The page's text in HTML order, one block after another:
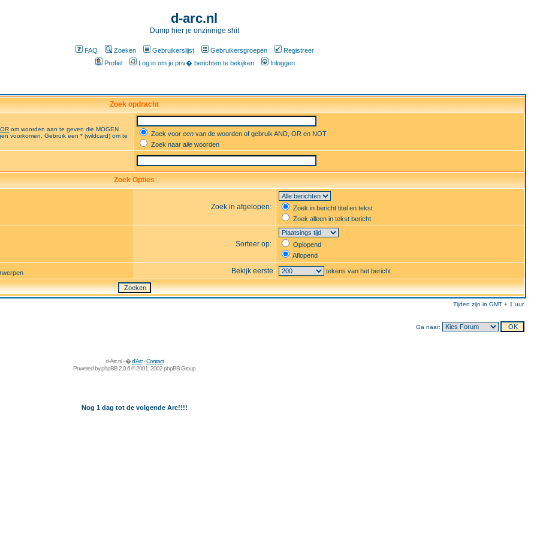
d-arc.nl
Dump hier je onzinnige shit
FAQ Zoeken Gebruikerslijst Gebruikersgroepen
Registreer
Profiel
Log in om je priv� berichten te bekijken Inloggen
Zoek opdracht
OR om woorden aan te geven die MOGEN
voorkomen. Gebruik een * (wildcard) om te
Zoek voor een van de woorden of gebruik AND, OR en NOT
Zoek naar alle woorden
Zoek Opties
Zoek in afgelopen:
Zoek in bericht titel en tekst
Zoek alleen in tekst bericht
Sorteer op:
Oplopend
Aflopend
Bekijk eerste tekens van het bericht
Tijden zijn in GMT + 1 uur
Ga naar:
d-Arc.nl - �d'Arc-Contact
Powered byphpBB2.0.6 © 2001, 2002 phpBB Group
Nog 1 dag tot de volgende Arc!!!!